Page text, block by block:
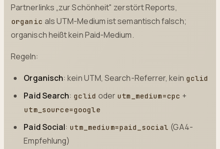
Partnerlinks „zur Schönheit" zerstört Reports,
organic als UTM-Medium ist semantisch falsch;
organisch heißt kein Paid-Medium.
Regeln:
Organisch: kein UTM, Search-Referrer, kein gclid
Paid Search: gclid oder utm_medium=cpc +
utm_source=google
Paid Social: utm_medium=paid_social (GA4-
Empfehlung)